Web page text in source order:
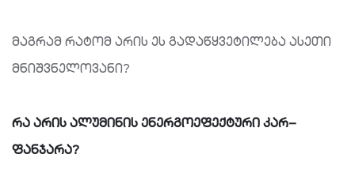
მაგრამ რატომ არის ეს გადაწყვეტილება ასეთი
მნიშვნელოვანი?
რა არის ალუმინის ენერგოეფექტური კარ–
ფანჯარა?